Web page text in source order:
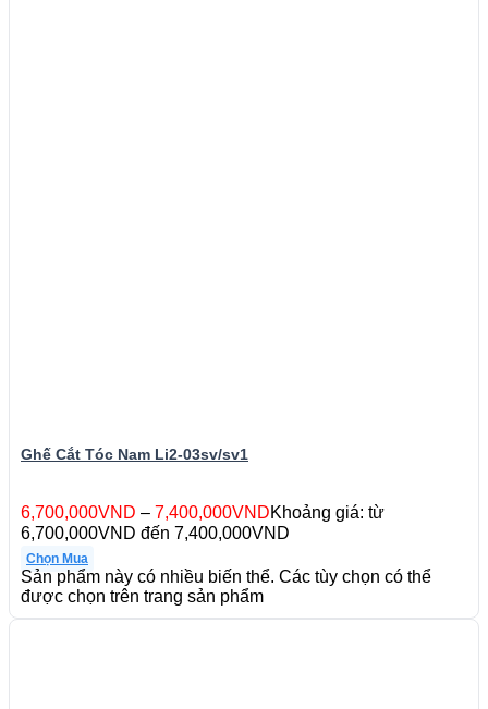
Ghế Cắt Tóc Nam Li2-03sv/sv1
6,700,000VND – 7,400,000VNDKhoảng giá: từ
6,700,000VND đến 7,400,000VND
Chọn Mua
Sản phẩm này có nhiều biến thể. Các tùy chọn có thể
được chọn trên trang sản phẩm